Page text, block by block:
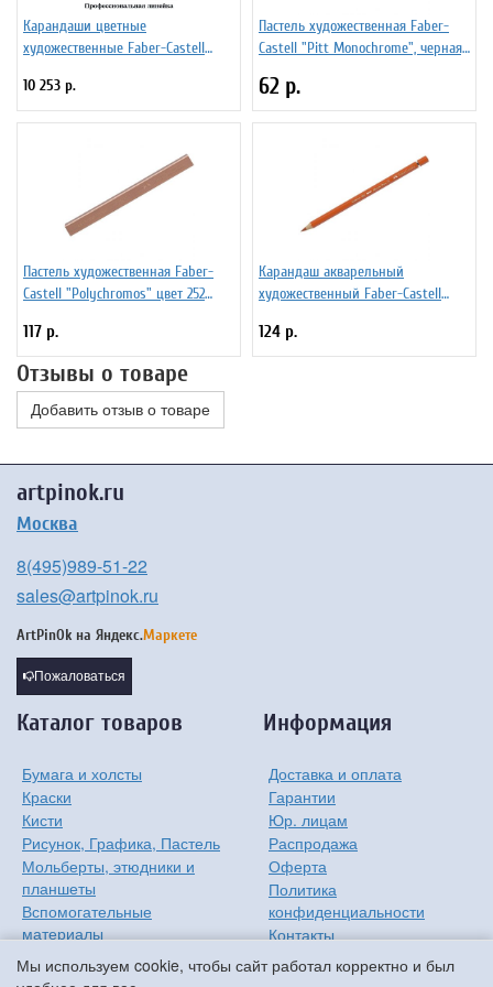
Мы используем cookie, чтобы сайт работал корректно и был
Карандаши цветные
художественные Faber-Castell
студийная коробка
10 253 р.
Пастель художественная Faber-
Castell "Pitt Monochrome", черная,
62 р.
Пастель художественная Faber-
Castell "Polychromos" цвет 252
117 р.
Карандаш акварельный
художественный Faber-Castell
кадмиевый оранж.
124 р.
Отзывы о товаре
Добавить отзыв о товаре
artpinok.ru
Москва
8(495)989-51-22
sales@artpinok.ru
ArtPinOk на Яндекс.Маркете
Пожаловаться
Каталог товаров
Бумага и холсты
Краски
Кисти
Рисунок, Графика, Пастель
Мольберты, этюдники и
планшеты
Вспомогательные
материалы
Хобби
Детям
Информация
Доставка и оплата
Гарантии
Юр. лицам
Распродажа
Оферта
Политика
конфиденциальности
Контакты
О компании